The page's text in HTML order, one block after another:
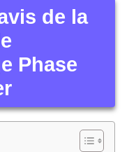
de la
Phase